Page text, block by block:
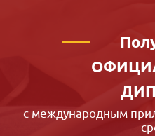
с международным